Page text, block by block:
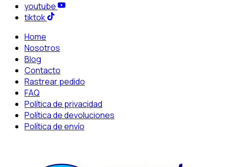
youtube
tiktok
Home
Nosotros
Blog
Contacto
Rastrear pedido
FAQ
Política de privacidad
Política de devoluciones
Política de envío